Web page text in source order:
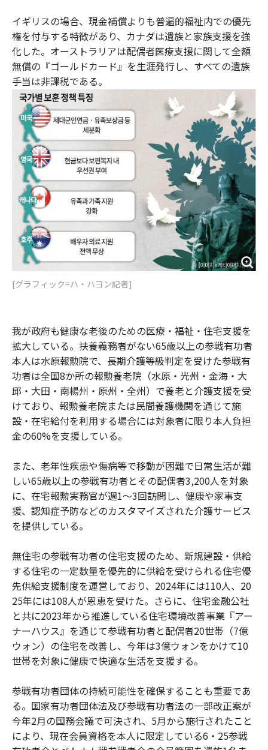
イギリスの場合、現金補償よりも普遍的福祉内での優先
権を付与する特徴があり、カナダは遺族と家族支援を強
化した。オーストラリアは配偶者医療支援に関して全額
無償の『ゴールドカード』を生涯発行し、すべての遺族
手当は非課税である。
[グラフィック=ハ・ハヨン記者]
我が政府も健康な老後のための医療・福祉・住宅支援を
拡大している。扶養義務者がない65歳以上の参戦有功者
本人は水原報勲院で、長期介護等級判定を受けた参戦有
功者は全国8か所の報勲養老院（水原・光州・金海・大
邱・大田・南楊州・原州・全州）で養老と介護支援を受
けており、報勲養老院または民間養護機関を通じて施
設・在宅給付を利用する場合には対象者に限り本人負担
金の60%を支援している。
また、老年性疾患や傷病等で移動が困難で日常生活が難
しい65歳以上の参戦有功者とその配偶者3,200人を対象
に、在宅報勲実務官が週1〜3回訪問し、健康や家事支
援、認知症予防などのカスタマイズされた介護サービス
を提供している。
無住宅の参戦有功者の住宅支援のため、新規建設・供給
する住宅の一定数量を優先的に供給を受けられる住宅優
先供給支援制度を運営しており、2024年には110人、20
25年には108人が恩恵を受けた。さらに、住宅金融公社
と共に2023年から推進している住宅環境改善事業『アー
ナーハウス』を通じて参戦有功者と配偶者20世帯（7億
ウォン）の住宅を改善し、今年は3億ウォンをかけて10
世帯を対象に健康で快適な生活を支援する。
参戦有功者団体の持続可能性を確保することも重要であ
る。国家有功者団体法及び参戦有功者法の一部改正案が
今年2月の国務会議で可決され、5月から施行されたこと
により、現在会員資格を本人に限定している6・25参戦